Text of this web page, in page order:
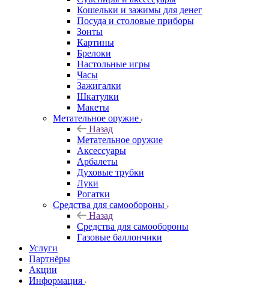
Кошельки и зажимы для денег
Посуда и столовые приборы
Зонты
Картины
Брелоки
Настольные игры
Часы
Зажигалки
Шкатулки
Макеты
Метательное оружие
Назад
Метательное оружие
Аксессуары
Арбалеты
Духовые трубки
Луки
Рогатки
Средства для самообороны
Назад
Средства для самообороны
Газовые баллончики
Услуги
Партнёры
Акции
Информация